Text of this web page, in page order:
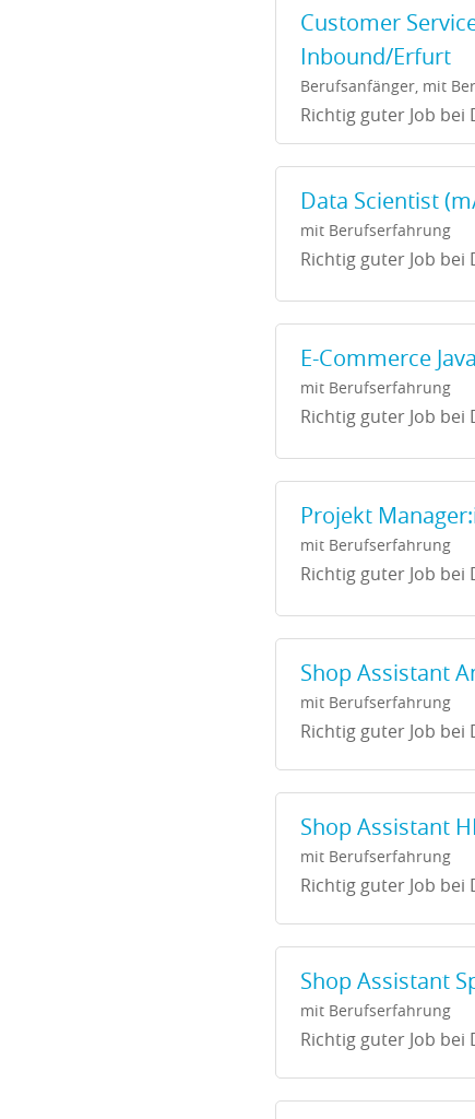
Customer
Inbound/Erfurt
Berufsanfänger, mit
Richtig guter Job bei
Data Scientist
mit Berufserfahrung
Richtig guter Job bei
E-Commerce
mit Berufserfahrung
Richtig guter Job bei
Projekt
mit Berufserfahrung
Richtig guter Job bei
Shop Assistant
mit Berufserfahrung
Richtig guter Job bei
Shop Assistant
mit Berufserfahrung
Richtig guter Job bei
Shop Assistant
mit Berufserfahrung
Richtig guter Job bei